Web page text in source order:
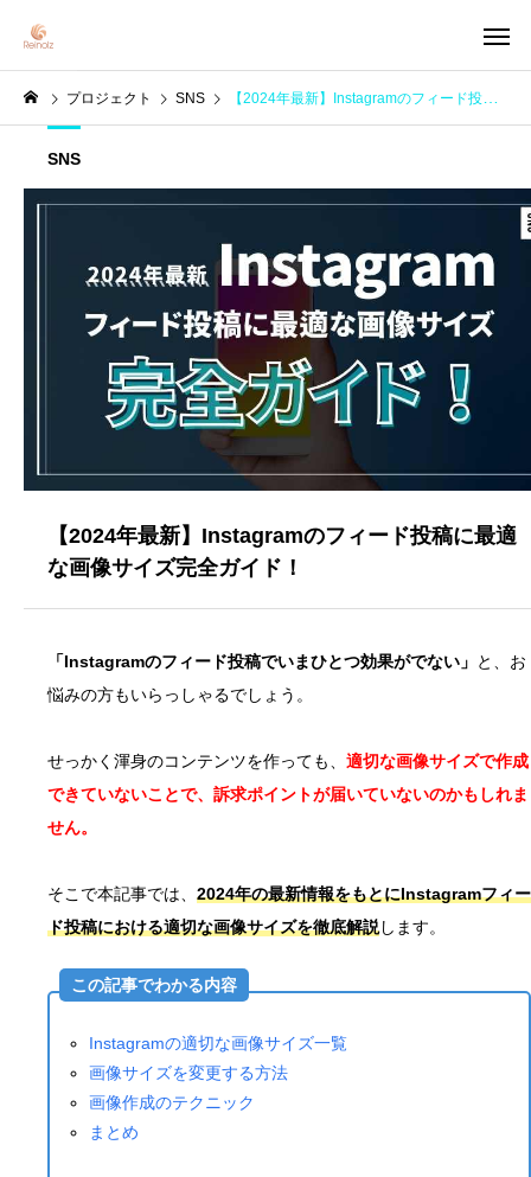
プロジェクト SNS 【2024年最新】Instagramのフィード投稿に最適な画像サイズ完全ガイド！
SNS
【2024年最新】Instagramのフィード投稿に最適
な画像サイズ完全ガイド！
「Instagramのフィード投稿でいまひとつ効果がでない」 と、お
悩みの方もいらっしゃるでしょう。
せっかく渾身のコンテンツを作っても、 適切な画像サイズで作成
できていないことで、訴求ポイントが届いていないのかもしれま
せん。
そこで本記事では、 2024年の最新情報をもとにInstagramフィー
ド投稿における適切な画像サイズを徹底解説します。
この記事でわかる内容
Instagramの適切な画像サイズ一覧
画像サイズを変更する方法
画像作成のテクニック
まとめ